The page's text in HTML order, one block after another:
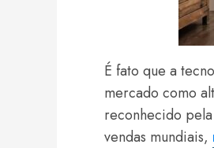
É fato que a
mercado como
reconhecido
vendas mundiais,